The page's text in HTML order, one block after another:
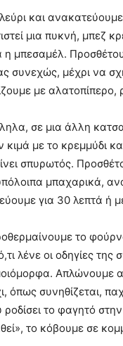
και
μια πυκνή, μπεζ
η μπεσαμέλ.
συνεχώς, μέχρι να
με
σε μια άλλη
με το κρεμμύδι
σπυρωτός.
μπαχαρικά,
για 30 λεπτά ή
το
λένε οι οδηγίες
Απλώνουμε
όπως συνηθίζεται,
το φαγητό
το κόβουμε σε